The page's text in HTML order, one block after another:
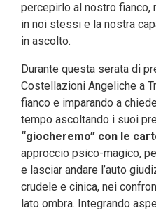
percepirlo al nostro fianco,
in noi stessi e la nostra
in ascolto.
Durante questa serata di
Costellazioni Angeliche a
fianco e imparando a
tempo ascoltando i suoi
“giocheremo” con le
approccio psico-magico,
e lasciar andare l’auto
crudele e cinica, nei
lato ombra. Integrando